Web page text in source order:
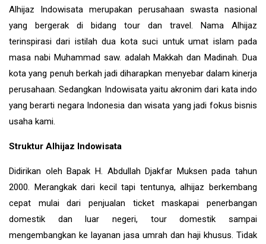
Alhijaz Indowisata merupakan perusahaan swasta nasional
yang bergerak di bidang tour dan travel. Nama Alhijaz
terinspirasi dari istilah dua kota suci untuk umat islam pada
masa nabi Muhammad saw. adalah Makkah dan Madinah. Dua
kota yang penuh berkah jadi diharapkan menyebar dalam kinerja
perusahaan. Sedangkan Indowisata yaitu akronim dari kata indo
yang berarti negara Indonesia dan wisata yang jadi fokus bisnis
usaha kami.
Struktur Alhijaz Indowisata
Didirikan oleh Bapak H. Abdullah Djakfar Muksen pada tahun
2000. Merangkak dari kecil tapi tentunya, alhijaz berkembang
cepat mulai dari penjualan ticket maskapai penerbangan
domestik dan luar negeri, tour domestik sampai
mengembangkan ke layanan jasa umrah dan haji khusus. Tidak